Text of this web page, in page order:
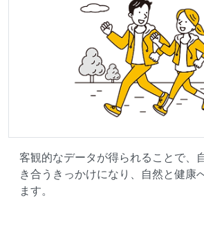
客観的なデータが得られることで、
き合うきっかけになり、自然と健康
ます。